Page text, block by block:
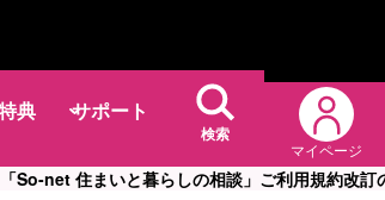
典 サポート
検索
マイページ
So-net 住まいと暮らしの相談」ご利用規約改訂